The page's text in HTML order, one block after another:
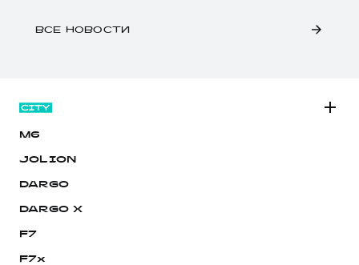
ВСЕ НОВОСТИ
M6
JOLION
DARGO
DARGO Х
F7
F7x